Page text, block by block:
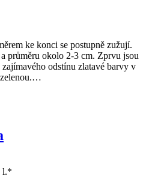
ke konci se postupně zužují.
průměru okolo 2-3 cm. Zprvu jsou
odstínu zlatavé barvy v
zelenou.…
l.*